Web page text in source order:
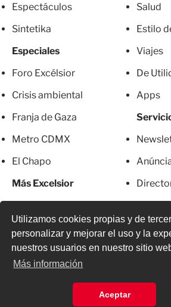
Utilizamos cookies propias y de
personalizar y mejorar el uso y la
nuestros usuarios en nuestro sitio
Más información
Aceptar
Espectáculos
Sintetika
Especiales
Foro Excélsior
Crisis ambiental
Franja de Gaza
Metro CDMX
El Chapo
Más Excelsior
Salud
Estilo
Viajes
De
Apps
© 2026 Todos los derechos reservados.
o parcial, incluyendo cualquier